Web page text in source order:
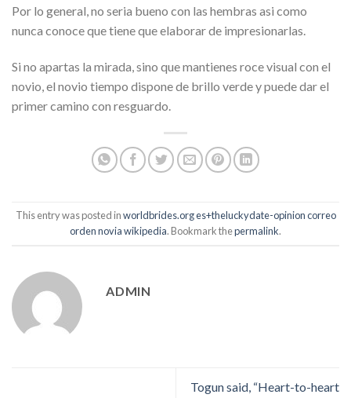
Por lo general, no seri­a bueno con las hembras asi­ como
nunca conoce que tiene que elaborar de impresionarlas.
Si no apartas la mirada, sino que mantienes roce visual con el
novio, el novio tiempo dispone de brillo verde y puede dar el
primer camino con resguardo.
This entry was posted inworldbrides.org es+theluckydate-opinion correo
orden novia wikipedia. Bookmark thepermalink.
ADMIN
Togun said, “Heart-to-heart